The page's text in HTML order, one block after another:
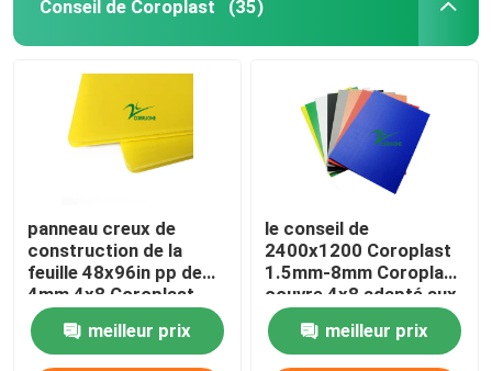
Conseil de Coroplast (35)
panneau creux de
construction de la
feuille 48x96in pp de
4mm 4x8 Coroplast
meilleur prix
le conseil de
2400x1200 Coroplast
1.5mm-8mm Coroplast
couvre 4x8 adapté aux
besoins du client
meilleur prix